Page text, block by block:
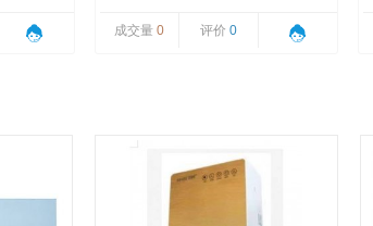
成交量 0 评价 0